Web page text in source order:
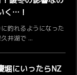
く…！
釣れるようになった
井湖で ...
堀にいったらNZ